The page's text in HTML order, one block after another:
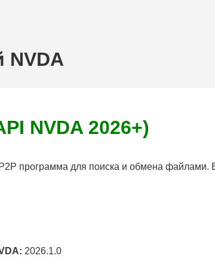
NVDA
NVDA 2026+)
программа для поиска и обмена
2026.1.0